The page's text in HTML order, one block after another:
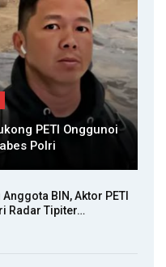
PETI Onggunoi
Polri
BIN, Aktor PETI
Radar Tipiter…